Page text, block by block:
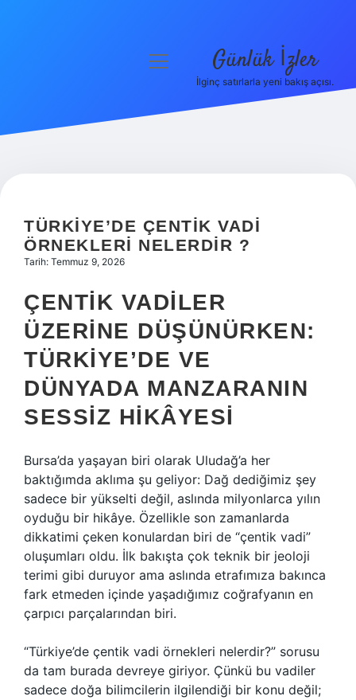
Hakkımızda
menüyü
Günlük İzler
İlginç satırlarla yeni bakış açısı.
TÜRKIYE’DE ÇENTIK VADI
ÖRNEKLERI NELERDIR ?
Tarih: Temmuz 9, 2026
ÇENTIK VADILER
ÜZERINE DÜŞÜNÜRKEN:
TÜRKIYE’DE VE
DÜNYADA MANZARANIN
SESSIZ HIKÂYESI
Bursa’da yaşayan biri olarak Uludağ’a her
baktığımda aklıma şu geliyor: Dağ dediğimiz şey
sadece bir yükselti değil, aslında milyonlarca yılın
oyduğu bir hikâye. Özellikle son zamanlarda
dikkatimi çeken konulardan biri de “çentik vadi”
oluşumları oldu. İlk bakışta çok teknik bir jeoloji
terimi gibi duruyor ama aslında etrafımıza bakınca
fark etmeden içinde yaşadığımız coğrafyanın en
çarpıcı parçalarından biri.
“Türkiye’de çentik vadi örnekleri nelerdir?” sorusu
da tam burada devreye giriyor. Çünkü bu vadiler
sadece doğa bilimcilerin ilgilendiği bir konu değil;